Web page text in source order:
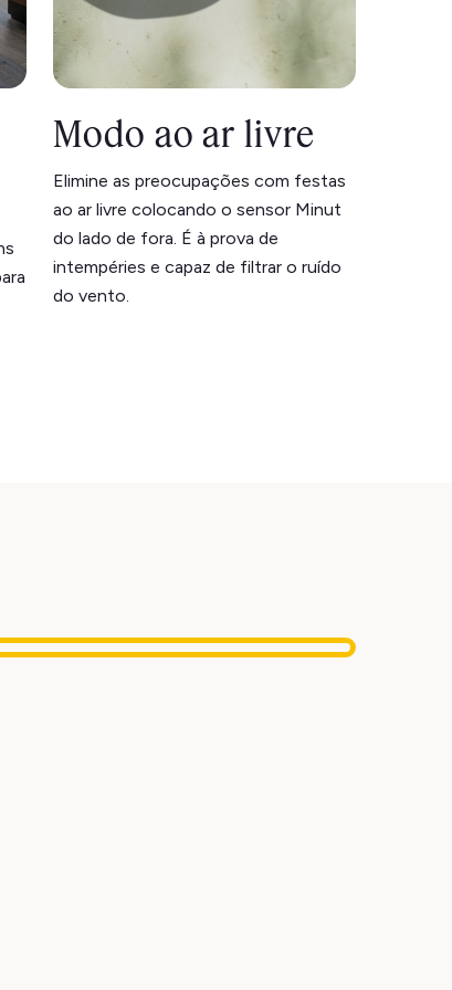
Modo ao ar livre
Elimine as preocupações com festas
ao ar livre colocando o sensor Minut
do lado de fora. É à prova de
intempéries e capaz de filtrar o ruído
do vento.